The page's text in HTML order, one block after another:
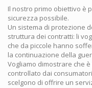
Il nostro primo obiettivo è
sicurezza possibile.
Un sistema di protezione
struttura dei contratti: li
che da piccole hanno
la continuazione della
Vogliamo dimostrare che
controllato dai
scelgono di offrire un